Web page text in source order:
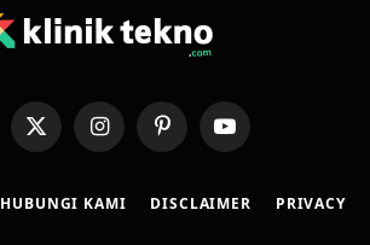
X
InstagramPinterestYouTube
HUBUNGI KAMI DISCLAIMER PRIVACY